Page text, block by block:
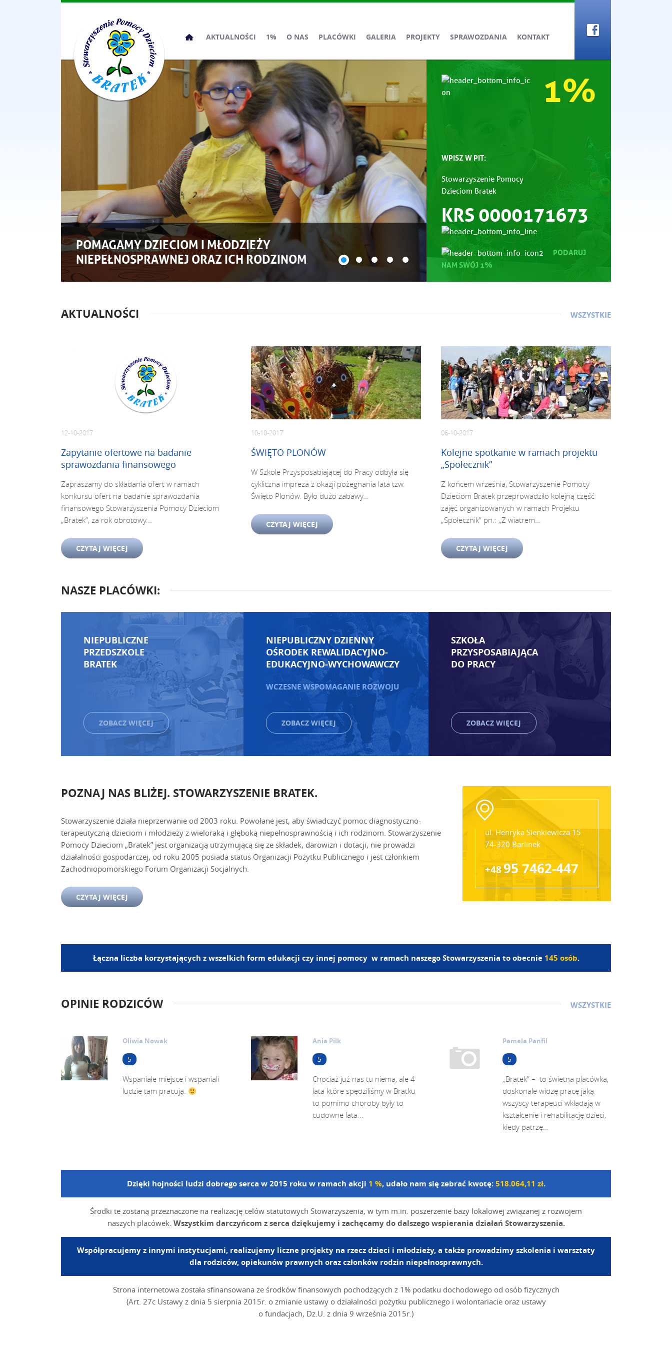
Przeskocz
treści
AKTUALNOŚCI 1% O NAS PLACÓWKI GALERIA PROJEKTY SPRAWOZDANIA KONTAKT
POMAGAMY DZIECIOM I MŁODZIEŻY
NIEPEŁNOSPRAWNEJ ORAZ ICH RODZINOM
1%
WPISZ W PIT:
Stowarzyszenie Pomocy
Dzieciom Bratek
KRS 0000171673
PODARUJ
NAM SWÓJ 1%
AKTUALNOŚCI WSZYSTKIE
12-10-2017
Zapytanie ofertowe na badanie
sprawozdania finansowego
Zapraszamy do składania ofert w ramach
konkursu ofert na badanie sprawozdania
finansowego Stowarzyszenia Pomocy Dzieciom
„Bratek”, za rok obrotowy...
CZYTAJ WIĘCEJ
10-10-2017
ŚWIĘTO PLONÓW
W Szkole Przysposabiającej do Pracy odbyła się
cykliczna impreza z okazji pożegnania lata tzw.
Święto Plonów. Było dużo zabawy...
CZYTAJ WIĘCEJ
06-10-2017
Kolejne spotkanie w ramach projektu
„Społecznik”
Z końcem września, Stowarzyszenie Pomocy
Dzieciom Bratek przeprowadziło kolejną część
zajęć organizowanych w ramach Projektu
„Społecznik” pn.: „Z wiatrem...
CZYTAJ WIĘCEJ
NASZE PLACÓWKI:
NIEPUBLICZNE
PRZEDSZKOLE
BRATEK
ZOBACZ WIĘCEJ
NIEPUBLICZNY DZIENNY
OŚRODEK REWALIDACYJNO-
EDUKACYJNO-WYCHOWAWCZY
WCZESNE WSPOMAGANIE ROZWOJU
ZOBACZ WIĘCEJ
SZKOŁA
PRZYSPOSABIAJĄCA
DO PRACY
ZOBACZ WIĘCEJ
POZNAJ NAS BLIŻEJ. STOWARZYSZENIE BRATEK.
Stowarzyszenie działa nieprzerwanie od 2003 roku. Powołane jest, aby świadczyć pomoc diagnostyczno-
terapeutyczną dzieciom i młodzieży z wieloraką i głęboką niepełnosprawnością i ich rodzinom. Stowarzyszenie
Pomocy Dzieciom „Bratek” jest organizacją utrzymującą się ze składek, darowizn i dotacji, nie prowadzi
działalności gospodarczej, od roku 2005 posiada status Organizacji Pożytku Publicznego i jest członkiem
Zachodniopomorskiego Forum Organizacji Socjalnych.
CZYTAJ WIĘCEJ
ul. Henryka Sienkiewicza 15
74-320 Barlinek
+4895 7462-447
Łączna liczba korzystających z wszelkich form edukacji czy innej pomocy w ramach naszego Stowarzyszenia to obecnie 145 osób.
OPINIE RODZICÓW WSZYSTKIE
Oliwia Nowak
5
Wspaniałe miejsce i wspaniali
ludzie tam pracują.
Ania Pilk
5
Chociaż już nas tu niema, ale 4
lata które spędziliśmy w Bratku
to pomimo choroby były to
cudowne lata...
Pamela Panfil
5
„Bratek” – to świetna placówka,
doskonale widzę pracę jaką
wszyscy terapeuci wkładają w
kształcenie i rehabilitację dzieci,
kiedy patrzę...
Dzięki hojności ludzi dobrego serca w 2015 roku w ramach akcji 1 %, udało nam się zebrać kwotę:518.064,11 zł.
Środki te zostaną przeznaczone na realizację celów statutowych Stowarzyszenia, w tym m.in. poszerzenie bazy lokalowej związanej z rozwojem
naszych placówek. Wszystkim darczyńcom z serca dziękujemy i zachęcamy do dalszego wspierania działań Stowarzyszenia.
Współpracujemy z innymi instytucjami, realizujemy liczne projekty na rzecz dzieci i młodzieży, a także prowadzimy szkolenia i warsztaty
dla rodziców, opiekunów prawnych oraz członków rodzin niepełnosprawnych.
Strona internetowa została sfinansowana ze środków finansowych pochodzących z 1% podatku dochodowego od osób fizycznych
(Art. 27c Ustawy z dnia 5 sierpnia 2015r. o zmianie ustawy o działalności pożytku publicznego i wolontariacie oraz ustawy
o fundacjach, Dz.U. z dnia 9 września 2015r.)